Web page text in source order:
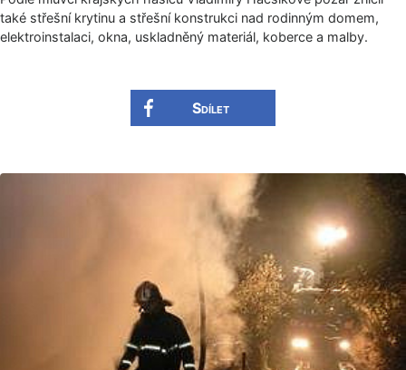
také střešní krytinu a střešní konstrukci nad rodinným domem,
elektroinstalaci, okna, uskladněný materiál, koberce a malby.
Sdílet